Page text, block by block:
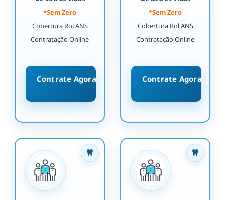
*Sem Zero
Cobertura Rol ANS
Contratação Online
Contrate Agora
*Sem Zero
Cobertura Rol ANS
Contratação Online
Contrate Agora